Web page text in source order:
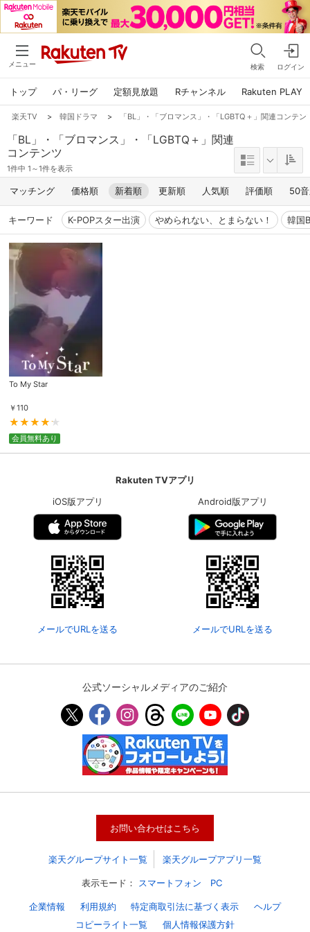
メニュー 検索 ログイン
トップ パ・リーグ 定額見放題 Rチャンネル Rakuten PLAY
楽天TV > 韓国ドラマ > 「BL」・「ブロマンス」・「LGBTQ＋」関連コンテ
「BL」・「ブロマンス」・「LGBTQ＋」関連
コンテンツ
1件中 1～1件を表示
マッチング 価格順 新着順 更新順 人気順 評価順 50
キーワード K-POPスター出演 やめられない、とまらない！ 韓国
To My Star
￥110
会員無料あり
Rakuten TVアプリ
iOS版アプリ
メールでURLを送る
Android版アプリ
メールでURLを送る
公式ソーシャルメディアのご紹介
お問い合わせはこちら
楽天グループサイト一覧 楽天グループアプリ一覧
表示モード： スマートフォン PC
企業情報 利用規約 特定商取引法に基づく表示
ヘルプ
コピーライト一覧
個人情報保護方針